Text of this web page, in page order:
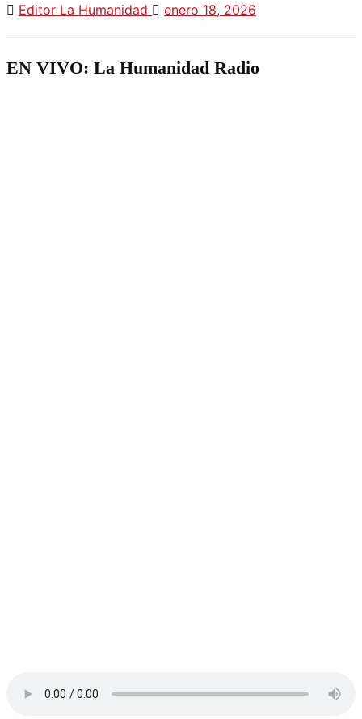
Editor La Humanidad enero 18, 2026
EN VIVO: La Humanidad Radio